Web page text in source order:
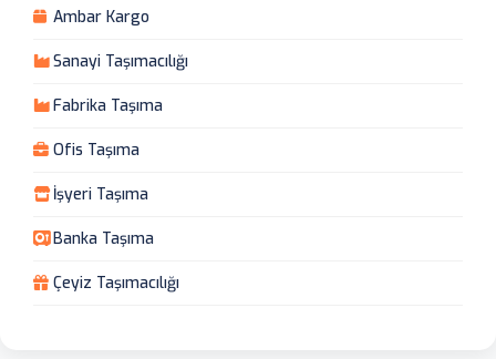
Ambar Kargo
Sanayi Taşımacılığı
Fabrika Taşıma
Ofis Taşıma
İşyeri Taşıma
Banka Taşıma
Çeyiz Taşımacılığı